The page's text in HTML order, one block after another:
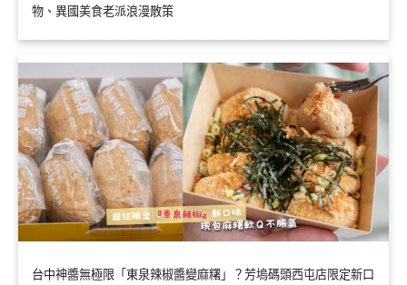
物、異國美食老派浪漫散策
台中神醬無極限「東泉辣椒醬變麻糬」？芳塢碼頭西屯店限定新口